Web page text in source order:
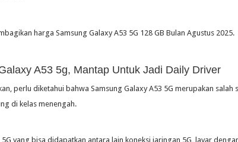
harga Samsung Galaxy A53 5G 128 GB Bulan Agustus 2025.
A53 5g, Mantap Untuk Jadi Daily Driver
perlu diketahui bahwa Samsung Galaxy A53 5G merupakan salah
di kelas menengah.
5G yang bisa didapatkan antara lain koneksi jaringan 5G, layar